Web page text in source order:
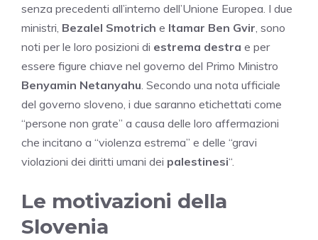
senza precedenti all’interno dell’Unione Europea. I due
ministri, Bezalel Smotrich e Itamar Ben Gvir, sono
noti per le loro posizioni di estrema destra e per
essere figure chiave nel governo del Primo Ministro
Benyamin Netanyahu. Secondo una nota ufficiale
del governo sloveno, i due saranno etichettati come
“persone non grate” a causa delle loro affermazioni
che incitano a “violenza estrema” e delle “gravi
violazioni dei diritti umani dei palestinesi“.
Le motivazioni della
Slovenia